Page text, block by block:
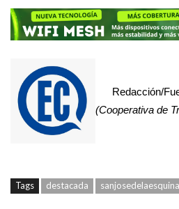
Redacción/
(Cooperativa de
Tags destacada sanjosedelaesquina